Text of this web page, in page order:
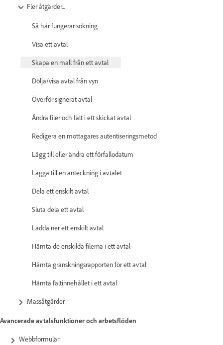
Fler åtgärder...
Så här fungerar sökning
Visa ett avtal
Skapa en mall från ett avtal
Dölja/visa avtal från vyn
Överför signerat avtal
Ändra filer och fält i ett skickat avtal
Redigera en mottagares autentiseringsmetod
Lägg till eller ändra ett förfallodatum
Lägga till en anteckning i avtalet
Dela ett enskilt avtal
Sluta dela ett avtal
Ladda ner ett enskilt avtal
Hämta de enskilda filerna i ett avtal
Hämta granskningsrapporten för ett avtal
Hämta fältinnehållet i ett avtal
Massåtgärder
Avancerade avtalsfunktioner och arbetsflöden
Webbformulär